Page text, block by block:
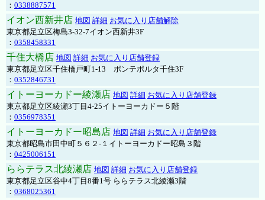
： 0338887571
イオン西新井店 地図 詳細 お気に入り店舗解除
東京都足立区梅島3-32-7イオン西新井3F
： 0358458331
千住大橋店 地図 詳細 お気に入り店舗登録
東京都足立区千住橋戸町1-13 ポンテポルタ千住3F
： 0352846731
イトーヨーカドー綾瀬店 地図 詳細 お気に入り店舗登録
東京都足立区綾瀬3丁目4-25イトーヨーカドー５階
： 0356978351
イトーヨーカドー昭島店 地図 詳細 お気に入り店舗登録
東京都昭島市田中町５６２-１イトーヨーカドー昭島３階
： 0425006151
ららテラス北綾瀬店 地図 詳細 お気に入り店舗登録
東京都足立区谷中4丁目8番1号 ららテラス北綾瀬3階
： 0368025361